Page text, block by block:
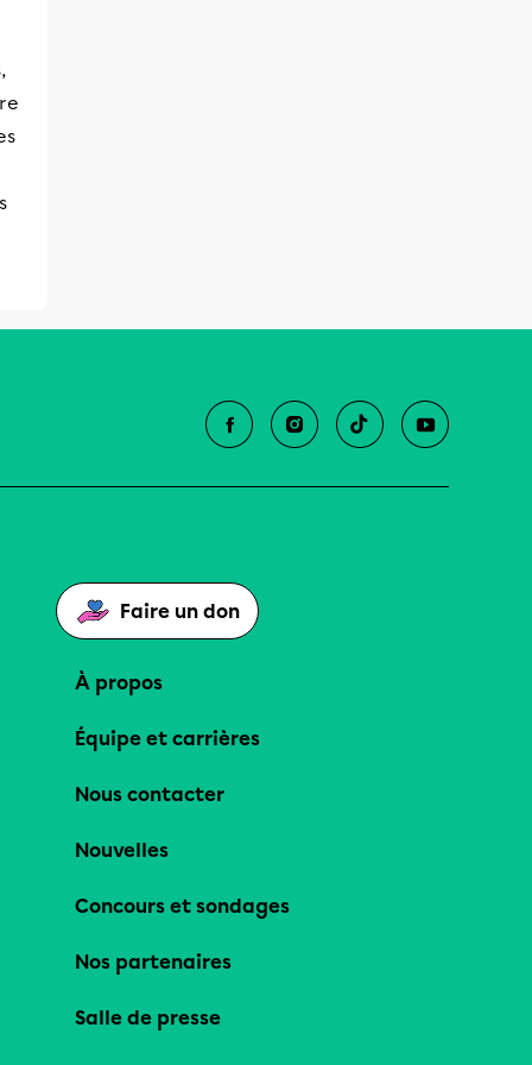
Faire un don
À propos
Équipe et carrières
Nous contacter
Nouvelles
Concours et sondages
Nos partenaires
Salle de presse